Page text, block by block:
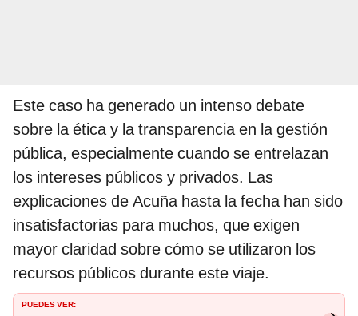
Este caso ha generado un intenso debate
sobre la ética y la transparencia en la gestión
pública, especialmente cuando se entrelazan
los intereses públicos y privados. Las
explicaciones de Acuña hasta la fecha han sido
insatisfactorias para muchos, que exigen
mayor claridad sobre cómo se utilizaron los
recursos públicos durante este viaje.
PUEDES VER: